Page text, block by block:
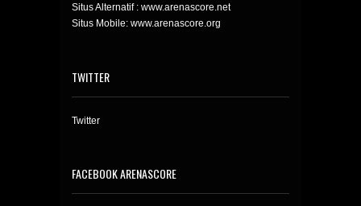
Situs Alternatif : www.arenascore.net
Situs Mobile: www.arenascore.org
TWITTER
Twitter
FACEBOOK ARENASCORE